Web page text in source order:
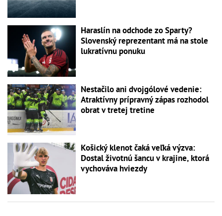
Haraslín na odchode zo Sparty?
Slovenský reprezentant má na stole
lukratívnu ponuku
Nestačilo ani dvojgólové vedenie:
Atraktívny prípravný zápas rozhodol
obrat v tretej tretine
Košický klenot čaká veľká výzva:
Dostal životnú šancu v krajine, ktorá
vychováva hviezdy